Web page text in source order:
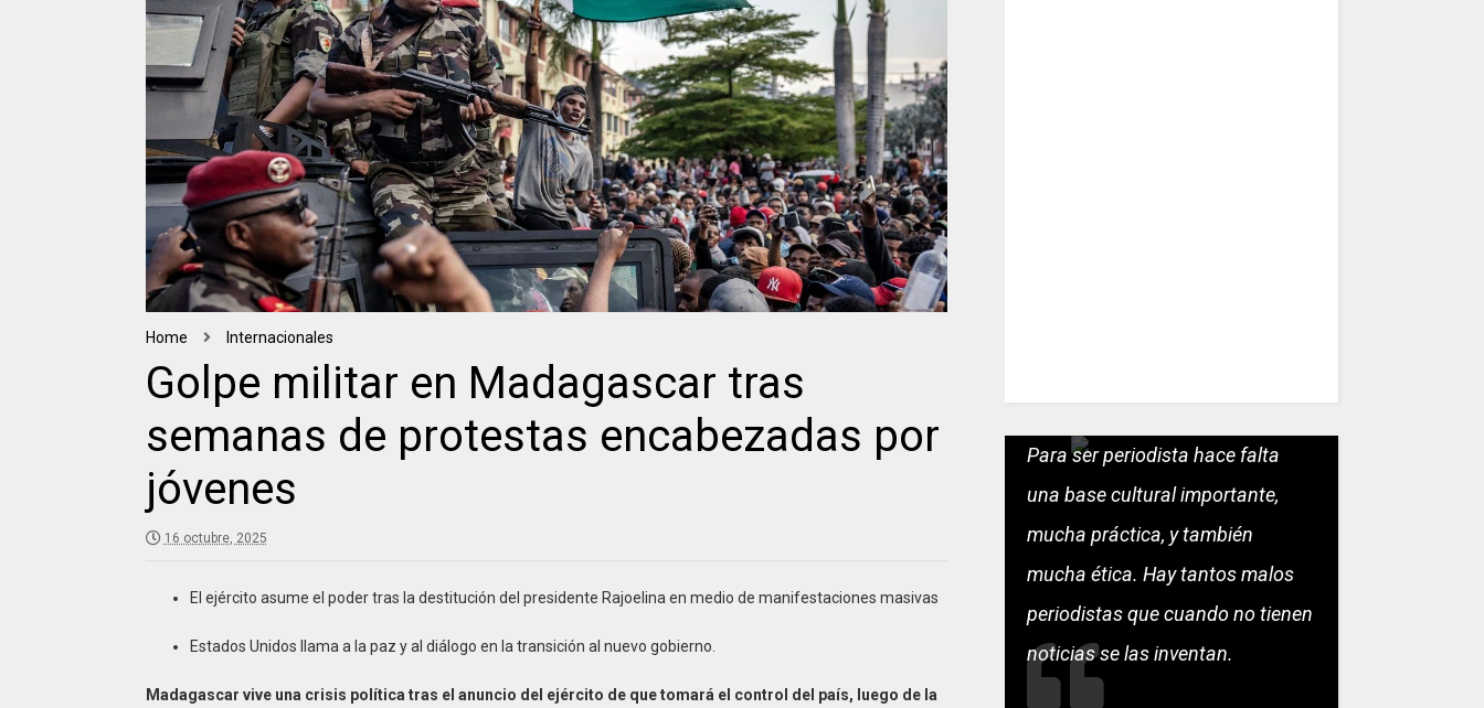
Home Internacionales
Golpe militar en Madagascar tras
semanas de protestas encabezadas por
jóvenes
16 octubre, 2025
El ejército asume el poder tras la destitución del presidente Rajoelina en medio de manifestaciones masivas
Estados Unidos llama a la paz y al diálogo en la transición al nuevo gobierno.
Madagascar vive una crisis política tras el anuncio del ejército de que tomará el control del país, luego de la
Para ser periodista hace falta
una base cultural importante,
mucha práctica, y también
mucha ética. Hay tantos malos
periodistas que cuando no tienen
noticias se las inventan.